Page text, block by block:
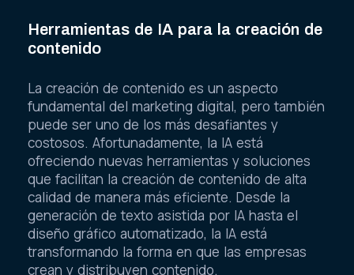
Herramientas de IA para la creación de
contenido
La creación de contenido es un aspecto
fundamental del marketing digital, pero también
puede ser uno de los más desafiantes y
costosos. Afortunadamente, la IA está
ofreciendo nuevas herramientas y soluciones
que facilitan la creación de contenido de alta
calidad de manera más eficiente. Desde la
generación de texto asistida por IA hasta el
diseño gráfico automatizado, la IA está
transformando la forma en que las empresas
crean y distribuyen contenido.